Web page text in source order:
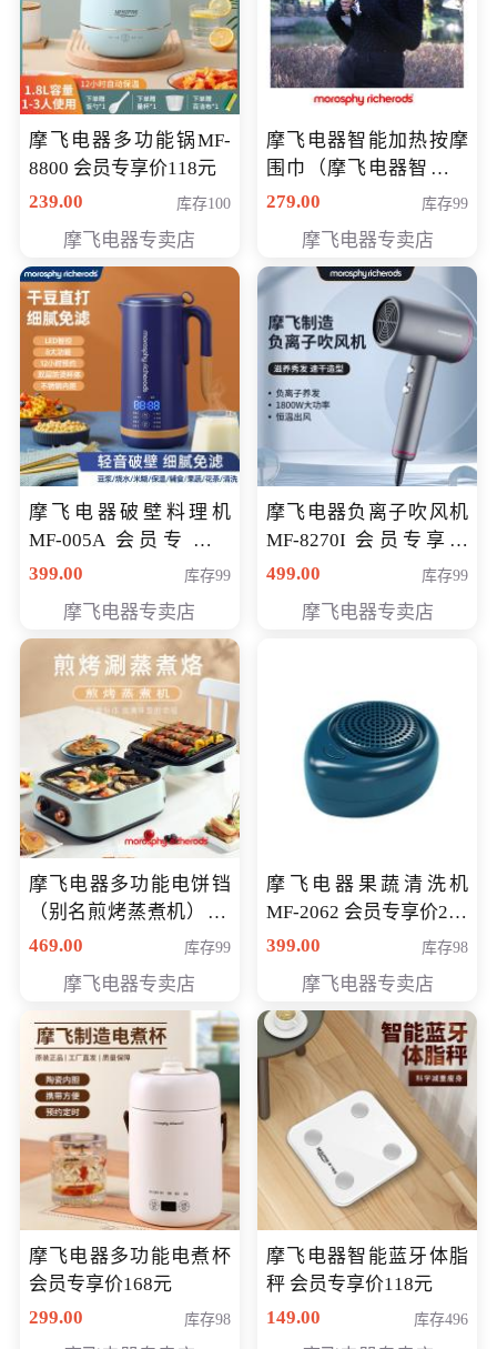
摩飞电器多功能锅MF-
8800 会员专享价118元
239.00
库存100
摩飞电器专卖店
摩飞电器智能加热按摩
围巾（摩飞电器智能加
热按摩围脖） 会员专享
279.00 库存99
摩飞电器专卖店
摩飞电器破壁料理机
MF-005A 会员专享价
198元
399.00 库存99
摩飞电器专卖店
摩飞电器负离子吹风机
MF-8270I 会员专享价
369元
499.00 库存99
摩飞电器专卖店
摩飞电器多功能电饼铛
（别名煎烤蒸煮机） 型
号MF-8888B 会员专享
469.00 库存99
摩飞电器专卖店
摩飞电器果蔬清洗机
MF-2062 会员专享价268
元
399.00 库存98
摩飞电器专卖店
摩飞电器多功能电煮杯
会员专享价168元
299.00
库存98
摩飞电器智能蓝牙体脂
秤 会员专享价118元
149.00
库存496